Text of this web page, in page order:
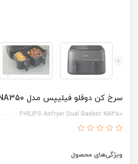
سرخ کن دوقلو فیلیپس مدل PHILIPS NA350
PHILIPS Airfryer Dual Basket NA350
ویژگی‌های محصول